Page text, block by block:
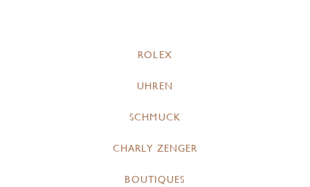
ROLEX
UHREN
SCHMUCK
CHARLY ZENGER
BOUTIQUES